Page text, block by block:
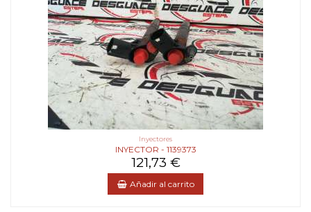
Inyectores
INYECTOR - 1139373
121,73 €
Añadir al carrito